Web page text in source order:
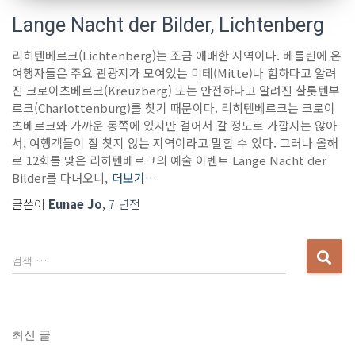
Lange Nacht der Bilder, Lichtenberg
리히텐베르크(Lichtenberg)는 조금 애매한 지역이다. 베를린에 온
여행자들은 주요 관광지가 모여있는 미테(Mitte)나 힙하다고 알려
진 크로이츠베르크(Kreuzberg) 또는 안전하다고 알려진 샬롯텐부
르크(Charlottenburg)를 찾기 때문이다. 리히텐베르크는 크로이
츠베르크와 가까운 동쪽에 있지만 걸어서 갈 정도로 가깝지는 않아
서, 여행객들이 잘 찾지 않는 지역이라고 말할 수 있다. 그러나 올해
로 12회를 맞은 리히텐베르크의 예술 이벤트 Lange Nacht der
Bilder를 다녀오니, 더보기…
글쓴이 Eunae Jo, 7 년전
다
음
검색 …
최신 글